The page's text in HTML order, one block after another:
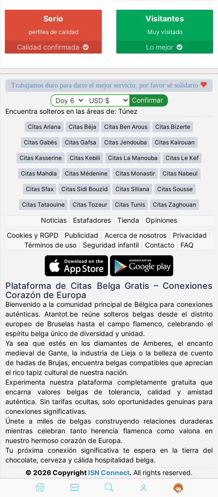
Serio
perfiles de calidad
Calidad confirmada
Visitantes
Muy visitado
Lo mejor
Trabajamos duro para darte el mejor servicio, por favor sé solidario
Encuentra solteros en las áreas de: Túnez
Citas Ariana Citas Béja Citas Ben Arous Citas Bizerte
Citas Gabès Citas Gafsa Citas Jendouba Citas Kairouan
Citas Kasserine Citas Kebili Citas La Manouba Citas Le Kef
Citas Mahdia Citas Médenine Citas Monastir Citas Nabeul
Citas Sfax Citas Sidi Bouzid Citas Siliana Citas Sousse
Citas Tataouine Citas Tozeur Citas Tunis Citas Zaghouan
Noticias Estafadores Tienda
Opiniones
Cookies y RGPD
Publicidad Acerca de nosotros Privacidad
Términos de uso
Seguridad infantil Contacto FAQ
Plataforma de Citas Belga Gratis – Conexiones
Corazón de Europa
Bienvenido a la comunidad principal de Bélgica para conexiones
auténticas. Atantot.be reúne solteros belgas desde el distrito
europeo de Bruselas hasta el campo flamenco, celebrando el
espíritu belga único de diversidad y unidad.
Ya sea que estés en los diamantes de Amberes, el encanto
medieval de Gante, la industria de Lieja o la belleza de cuento
de hadas de Brujas, encuentra belgas compatibles que aprecian
el rico tapiz cultural de nuestra nación.
Experimenta nuestra plataforma completamente gratuita que
encarna valores belgas de tolerancia, calidad y amistad
auténtica. Sin tarifas ocultas, solo oportunidades genuinas para
conexiones significativas.
Únete a miles de belgas construyendo relaciones duraderas
mientras celebran tanto herencia flamenca como valona en
nuestro hermoso corazón de Europa.
Tu próxima conexión significativa te espera en la tierra del
chocolate, cerveza y cálida hospitalidad belga.
© 2026 Copyright ISN Connect. All rights reserved.